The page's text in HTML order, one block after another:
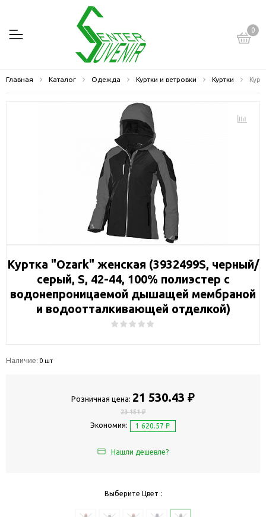
0
Главная Каталог Одежда Куртки и ветровки Куртки
Куртка "Ozark" женская (3932499S, черный/
серый, S, 42-44, 100% полиэстер с
водонепроницаемой дышащей мембраной
и водоотталкивающей отделкой)
Наличие: 0 шт
Розничная цена: 21 530.43 ₽
23 151 ₽
Экономия: 1 620.57 ₽
Нашли дешевле?
Выберите Цвет :